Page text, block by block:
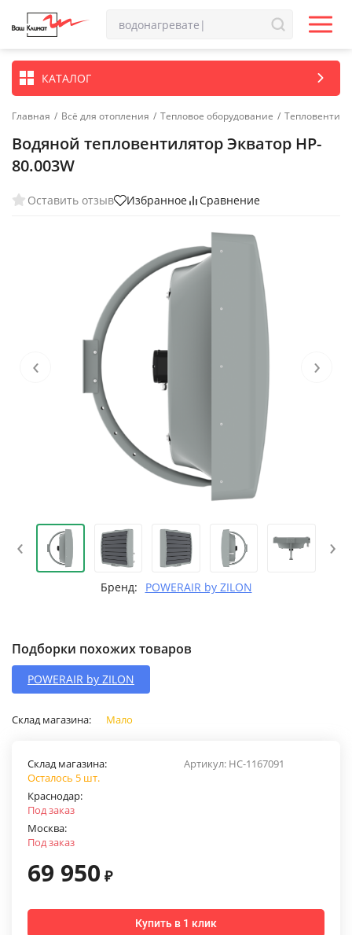
КАТАЛОГ
Главная / Всё для отопления / Тепловое оборудование /
Водяной тепловентилятор Экватор HP-
80.003W
Оставить отзыв Избранное Сравнение
‹ ›
‹ ›
Бренд: POWERAIR by ZILON
Подборки похожих товаров
POWERAIR by ZILON
Склад магазина: Мало
Артикул: НС-1167091
Склад магазина:
Осталось 5 шт.
Краснодар:
Под заказ
Москва:
Под заказ
69 950 ₽
Купить в 1 клик